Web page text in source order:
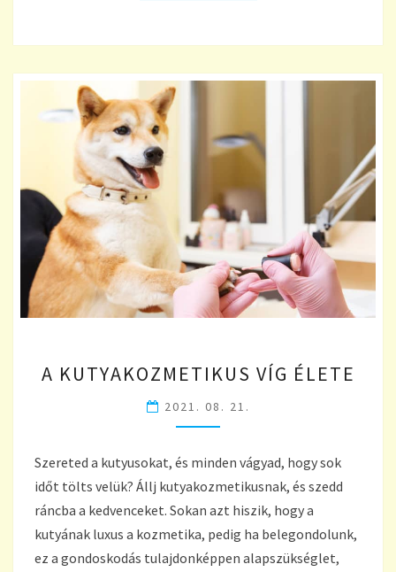
KUTYAKOZMETIKUS
ÉLETE
A KUTYAKOZMETIKUS VÍG ÉLETE
2021. 08. 21.
Szereted a kutyusokat, és minden vágyad, hogy sok
időt tölts velük? Állj kutyakozmetikusnak, és szedd
ráncba a kedvenceket. Sokan azt hiszik, hogy a
kutyának luxus a kozmetika, pedig ha belegondolunk,
ez a gondoskodás tulajdonképpen alapszükséglet,